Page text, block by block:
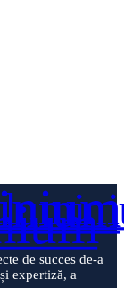
de succes de-a
expertiză, a